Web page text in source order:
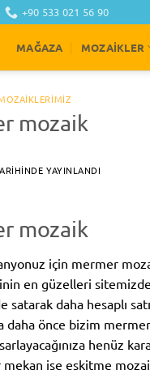
+90 533 021 56 90
MAĞAZA MOZAIKLER
mozaik
YAYINLANDI
mozaik
için mermer
en güzelleri
daha hesaplı
daha önce bizim
henüz
mekan ise eskitme